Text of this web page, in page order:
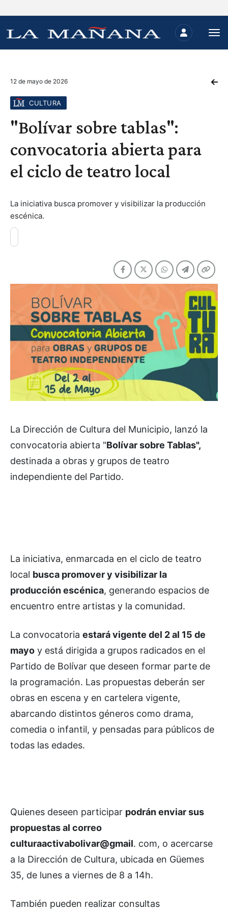
12 de mayo de 2026
CULTURA
"Bolívar sobre tablas":
convocatoria abierta para
el ciclo de teatro local
La iniciativa busca promover y visibilizar la producción
escénica.
La Dirección de Cultura del Municipio, lanzó la
convocatoria abierta "Bolívar sobre Tablas",
destinada a obras y grupos de teatro
independiente del Partido.
La iniciativa, enmarcada en el ciclo de teatro
local busca promover y visibilizar la
producción escénica, generando espacios de
encuentro entre artistas y la comunidad.
La convocatoria estará vigente del 2 al 15 de
mayo y está dirigida a grupos radicados en el
Partido de Bolívar que deseen formar parte de
la programación. Las propuestas deberán ser
obras en escena y en cartelera vigente,
abarcando distintos géneros como drama,
comedia o infantil, y pensadas para públicos de
todas las edades.
Quienes deseen participar podrán enviar sus
propuestas al correo
culturaactivabolivar@gmail. com, o acercarse
a la Dirección de Cultura, ubicada en Güemes
35, de lunes a viernes de 8 a 14h.
También pueden realizar consultas